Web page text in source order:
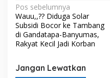
N
a
v
i
g
Pos sebelumnya
Wauu,,?? Diduga Solar
Subsidi Bocor ke Tambang
di Gandatapa-Banyumas,
Rakyat Kecil Jadi Korban
Jangan Lewatkan